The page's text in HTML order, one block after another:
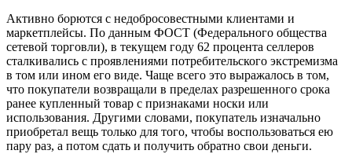
Активно борются с недобросовестными клиентами и
маркетплейсы. По данным ФОСТ (Федерального общества
сетевой торговли), в текущем году 62 процента селлеров
сталкивались с проявлениями потребительского экстремизма
в том или ином его виде. Чаще всего это выражалось в том,
что покупатели возвращали в пределах разрешенного срока
ранее купленный товар с признаками носки или
использования. Другими словами, покупатель изначально
приобретал вещь только для того, чтобы воспользоваться ею
пару раз, а потом сдать и получить обратно свои деньги.